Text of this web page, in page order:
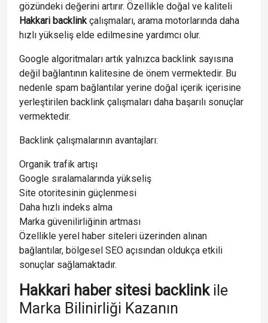
gözündeki değerini artırır. Özellikle doğal ve kaliteli
Hakkari backlinkçalışmaları, arama motorlarında daha
hızlı yükseliş elde edilmesine yardımcı olur.
Google algoritmaları artık yalnızca backlink sayısına
değil bağlantının kalitesine de önem vermektedir. Bu
nedenle spam bağlantılar yerine doğal içerik içerisine
yerleştirilen backlink çalışmaları daha başarılı sonuçlar
vermektedir.
Backlink çalışmalarının avantajları:
Organik trafik artışı
Google sıralamalarında yükseliş
Site otoritesinin güçlenmesi
Daha hızlı indeks alma
Marka güvenilirliğinin artması
Özellikle yerel haber siteleri üzerinden alınan
bağlantılar, bölgesel SEO açısından oldukça etkili
sonuçlar sağlamaktadır.
Hakkari haber sitesi backlinkile
Marka Bilinirliği Kazanın